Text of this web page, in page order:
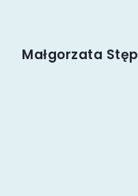
Małgorzata